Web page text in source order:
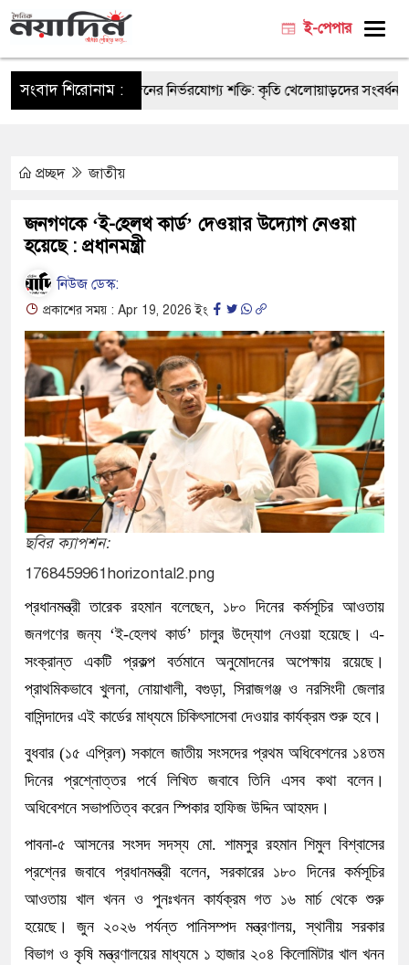
ই-পেপার
সংবাদ শিরোনাম :
ভিডিপি ক্রীড়াঙ্গনের নির্ভরযোগ্য শক্তি: কৃতি খেলোয়াড়দের সংবর্ধনায় ক্রীড়া
প্রচ্ছদ জাতীয়
জনগণকে ‘ই-হেলথ কার্ড’ দেওয়ার উদ্যোগ নেওয়া
হয়েছে : প্রধানমন্ত্রী
নিউজ ডেস্ক:
প্রকাশের সময় : Apr 19, 2026 ইং
ছবির ক্যাপশন:
1768459961horizontal2.png
প্রধানমন্ত্রী তারেক রহমান বলেছেন, ১৮০ দিনের কর্মসূচির আওতায়
জনগণের জন্য ‘ই-হেলথ কার্ড’ চালুর উদ্যোগ নেওয়া হয়েছে। এ-
সংক্রান্ত একটি প্রকল্প বর্তমানে অনুমোদনের অপেক্ষায় রয়েছে।
প্রাথমিকভাবে খুলনা, নোয়াখালী, বগুড়া, সিরাজগঞ্জ ও নরসিংদী জেলার
বাসিন্দাদের এই কার্ডের মাধ্যমে চিকিৎসাসেবা দেওয়ার কার্যক্রম শুরু হবে।
বুধবার (১৫ এপ্রিল) সকালে জাতীয় সংসদের প্রথম অধিবেশনের ১৪তম
দিনের প্রশ্নোত্তর পর্বে লিখিত জবাবে তিনি এসব কথা বলেন।
অধিবেশনে সভাপতিত্ব করেন স্পিকার হাফিজ উদ্দিন আহমদ।
পাবনা-৫ আসনের সংসদ সদস্য মো. শামসুর রহমান শিমুল বিশ্বাসের
প্রশ্নের জবাবে প্রধানমন্ত্রী বলেন, সরকারের ১৮০ দিনের কর্মসূচির
আওতায় খাল খনন ও পুনঃখনন কার্যক্রম গত ১৬ মার্চ থেকে শুরু
হয়েছে। জুন ২০২৬ পর্যন্ত পানিসম্পদ মন্ত্রণালয়, স্থানীয় সরকার
বিভাগ ও কৃষি মন্ত্রণালয়ের মাধ্যমে ১ হাজার ২০৪ কিলোমিটার খাল খনন